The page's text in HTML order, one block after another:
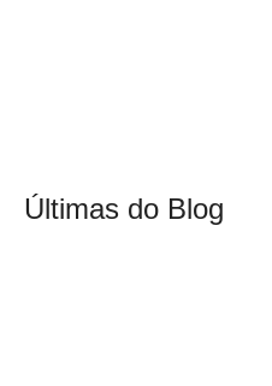
Últimas do Blog